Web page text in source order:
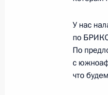
8
У нас
по
По
с
что